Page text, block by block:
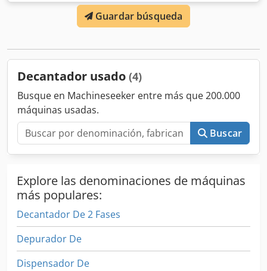
concentrado a través de disco descascarillador
Dwsdpfxevz Rzvj Accoa Desagüe: regulable desde el
exterior con 1 bar de presión Velocidad máxima del
Guardar búsqueda
Decantador usado (4)
Busque en Machineseeker entre más que 200.000
máquinas usadas.
Buscar
Explore las denominaciones de máquinas
más populares:
Decantador De 2 Fases
Depurador De
Dispensador De